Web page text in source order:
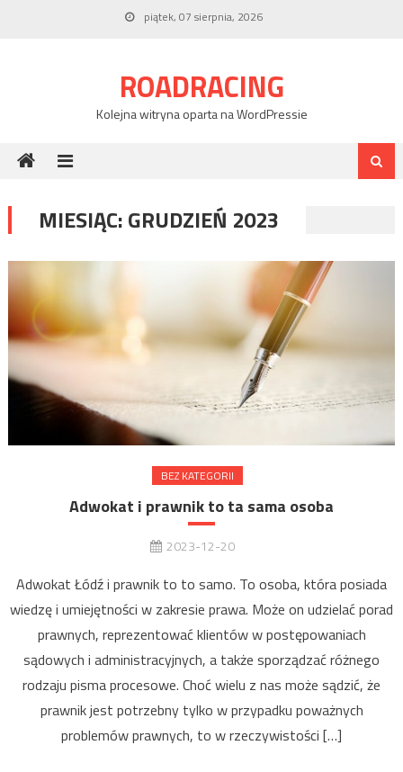
piątek, 07 sierpnia, 2026
ROADRACING
Kolejna witryna oparta na WordPressie
MIESIĄC:GRUDZIEŃ 2023
BEZ KATEGORII
Adwokat i prawnik to ta sama osoba
2023-12-20
Adwokat Łódź i prawnik to to samo. To osoba, która posiada
wiedzę i umiejętności w zakresie prawa. Może on udzielać porad
prawnych, reprezentować klientów w postępowaniach
sądowych i administracyjnych, a także sporządzać różnego
rodzaju pisma procesowe. Choć wielu z nas może sądzić, że
prawnik jest potrzebny tylko w przypadku poważnych
problemów prawnych, to w rzeczywistości […]